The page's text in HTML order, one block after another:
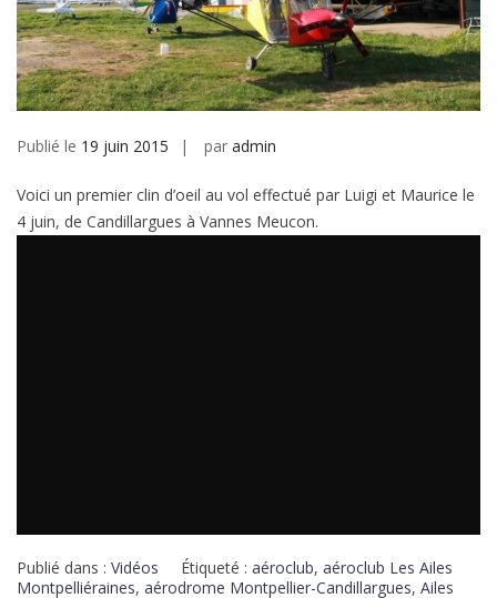
Publié le 19 juin 2015 par admin
Voici un premier clin d’oeil au vol effectué par Luigi et Maurice le
4 juin, de Candillargues à Vannes Meucon.
Publié dans : Vidéos Étiqueté : aéroclub, aéroclub Les Ailes
Montpelliéraines, aérodrome Montpellier-Candillargues, Ailes